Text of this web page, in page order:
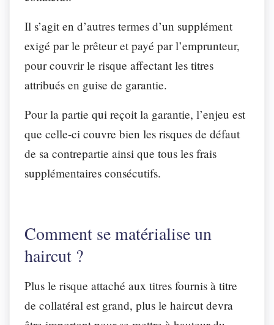
Il s’agit en d’autres termes d’un supplément
exigé par le prêteur et payé par l’emprunteur,
pour couvrir le risque affectant les titres
attribués en guise de garantie.
Pour la partie qui reçoit la garantie, l’enjeu est
que celle-ci couvre bien les risques de défaut
de sa contrepartie ainsi que tous les frais
supplémentaires consécutifs.
Comment se matérialise un
haircut ?
Plus le risque attaché aux titres fournis à titre
de collatéral est grand, plus le haircut devra